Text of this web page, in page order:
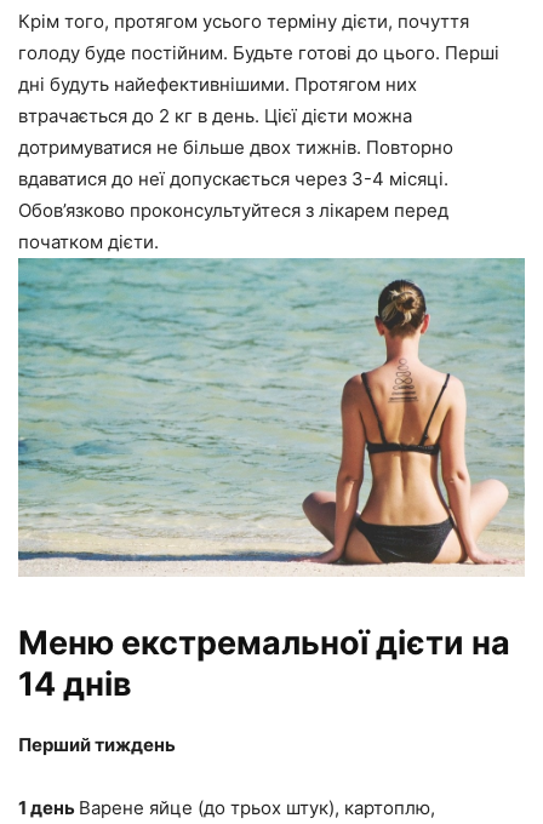
Крім того, протягом усього терміну дієти, почуття
голоду буде постійним. Будьте готові до цього. Перші
дні будуть найефективнішими. Протягом них
втрачається до 2 кг в день. Цієї дієти можна
дотримуватися не більше двох тижнів. Повторно
вдаватися до неї допускається через 3-4 місяці.
Обов’язково проконсультуйтеся з лікарем перед
початком дієти.
Меню екстремальної дієти на
14 днів
Перший тиждень
1 день Варене яйце (до трьох штук), картоплю,